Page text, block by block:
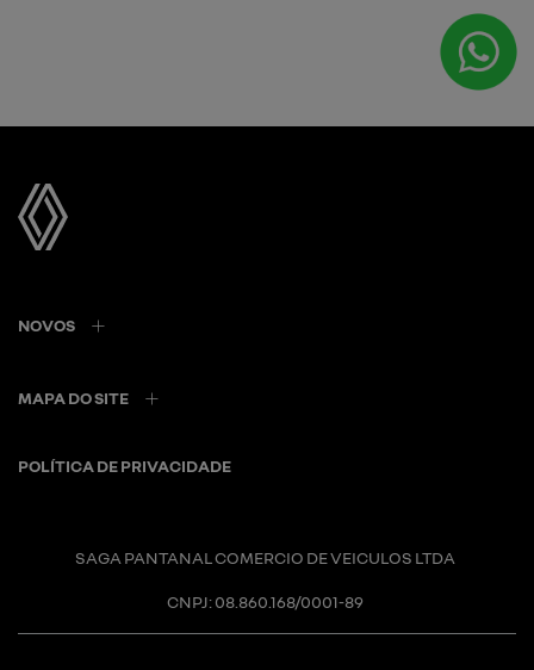
NOVOS
MAPA DO SITE
POLÍTICA DE PRIVACIDADE
SAGA PANTANAL COMERCIO DE VEICULOS LTDA
CNPJ: 08.860.168/0001-89